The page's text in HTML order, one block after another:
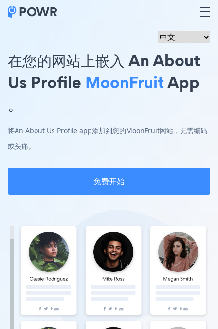
在您的网站上嵌入 An About
Us Profile MoonFruitApp
。
将An About Us Profile app添加到您的MoonFruit网站，无需编码
或头痛。
免费开始